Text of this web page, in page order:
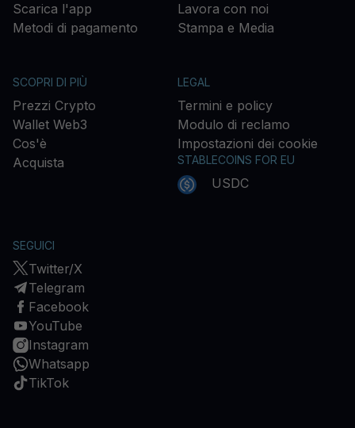
Scarica l'app
Metodi di pagamento
Lavora con noi
Stampa e Media
SCOPRI DI PIÙ
Prezzi Crypto
Wallet Web3
Cos'è
Acquista
LEGAL
Termini e policy
Modulo di reclamo
Impostazioni dei cookie
STABLECOINS FOR EU
USDC
SEGUICI
Twitter/X
Telegram
Facebook
YouTube
Instagram
Whatsapp
TikTok